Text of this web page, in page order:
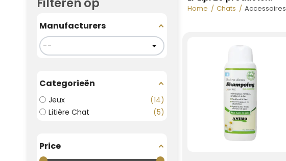
Manufacturers
Categorieën
Jeux
14
Litière Chat
5
Price
Home Chats Accessoires